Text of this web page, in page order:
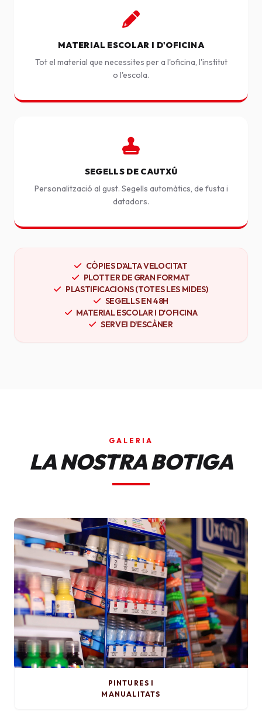
MATERIAL ESCOLAR I D'OFICINA
Tot el material que necessites per a l'oficina, l'institut
o l'escola.
SEGELLS DE CAUTXÚ
Personalització al gust. Segells automàtics, de fusta i
datadors.
CÒPIES D'ALTA VELOCITAT
PLOTTER DE GRAN FORMAT
PLASTIFICACIONS (TOTES LES MIDES)
SEGELLS EN 48H
MATERIAL ESCOLAR I D'OFICINA
SERVEI D'ESCÀNER
GALERIA
LA NOSTRA BOTIGA
PINTURES I
MANUALITATS